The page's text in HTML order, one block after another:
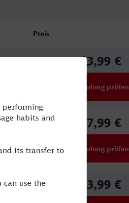
Preis
43,99 €
Verbindung prüfen
37,99 €
Verbindung prüfen
43,99 €